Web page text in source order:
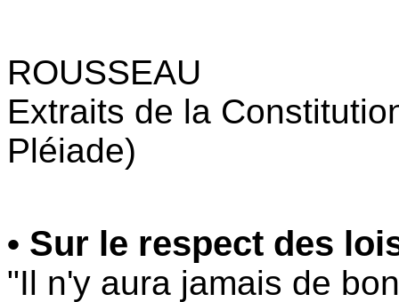
ROUSSEAU
Extraits de la
Pléiade)
• Sur le respect des
"Il n'y aura jamais de